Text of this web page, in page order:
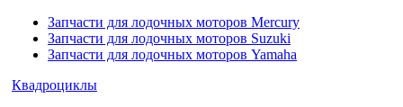
Запчасти для лодочных моторов Mercury
Запчасти для лодочных моторов Suzuki
Запчасти для лодочных моторов Yamaha
Квадроциклы